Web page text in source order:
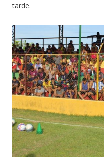
tarde.